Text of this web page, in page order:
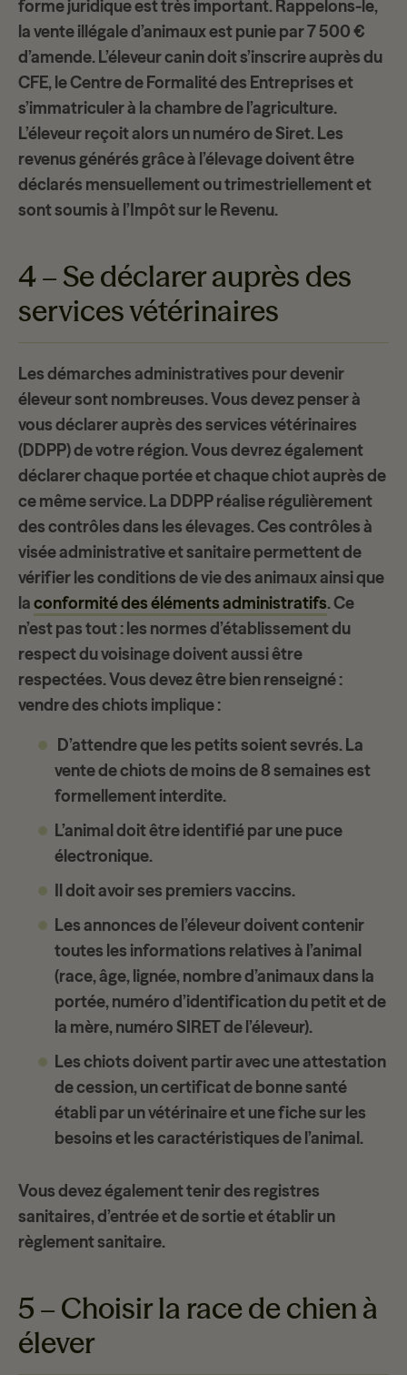
forme juridique est très important. Rappelons-le,
la vente illégale d’animaux est punie par7 500 €
d’amende. L’éleveur canin doit s’inscrire auprès du
CFE,le Centre de Formalité des Entreprises et
s’immatriculer à la chambre de l’agriculture.
L’éleveur reçoit alors un numéro de Siret. Les
revenus générés grâce à l’élevage doivent être
déclarés mensuellement ou trimestriellement et
sont soumis à l’Impôt sur le Revenu.
4 – Se déclarer auprès des
services vétérinaires
Lesdémarches administratives pour devenir
éleveur sont nombreuses. Vous devez penser à
vous déclarer auprès des services vétérinaires
(DDPP) de votre région. Vous devrez également
déclarer chaque portée et chaque chiot auprès de
ce même service. La DDPP réalise régulièrement
descontrôles dans les élevages. Ces contrôles à
visée administrative et sanitaire permettent de
vérifier les conditions de vie des animaux ainsi que
laconformité des éléments administratifs. Ce
n’est pas tout : les normes d’établissement du
respect du voisinage doivent aussi être
respectées. Vous devez être bien renseigné :
vendre des chiots implique :
D’attendre que les petits soient sevrés. La
vente de chiots de moins de8 semainesest
formellement interdite.
L’animal doit être identifié par unepuce
électronique.
Il doit avoir ses premiers vaccins.
Les annonces de l’éleveur doivent contenir
toutes les informations relatives à l’animal
(race, âge, lignée, nombre d’animaux dans la
portée, numéro d’identification du petit et de
la mère, numéro SIRET de l’éleveur).
Les chiots doivent partir avec uneattestation
de cession, un certificat de bonne santé
établi par un vétérinaire et une fiche sur les
besoins et les caractéristiques de l’animal.
Vous devez également tenir des registres
sanitaires, d’entrée et de sortie et établir un
règlement sanitaire.
5 – Choisir la race de chien à
élever